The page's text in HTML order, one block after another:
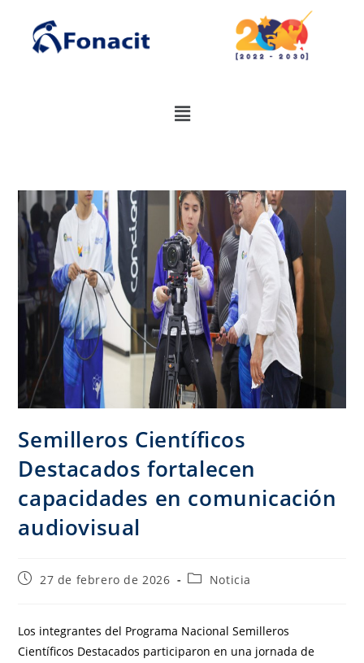
Semilleros Científicos
Destacados fortalecen
capacidades en comunicación
audiovisual
27 de febrero de 2026 Noticia
Los integrantes del Programa Nacional Semilleros
Científicos Destacados participaron en una jornada de